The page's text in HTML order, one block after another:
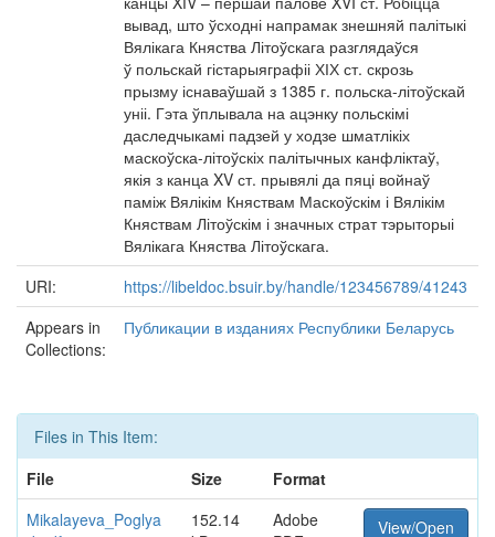
вывад, што ўсходні напрамак знешняй палітыкі
Вялікага Княства Літоўскага разглядаўся
ў польскай гістарыяграфіі ХІХ ст. скрозь
прызму існаваўшай з 1385 г. польска-літоўскай
уніі. Гэта ўплывала на ацэнку польскімі
даследчыкамі падзей у ходзе шматлікіх
маскоўска-літоўскіх палітычных канфліктаў,
якія з канца XV ст. прывялі да пяці войнаў
паміж Вялікім Княствам Маскоўскім і Вялікім
Княствам Літоўскім і значных страт тэрыторыі
Вялікага Княства Літоўскага.
URI:
https://libeldoc.bsuir.by/handle/123456789/41243
Appears in
Collections:
Публикации в изданиях Республики Беларусь
Files in This Item:
File
Size
Format
Mikalayeva_Poglya
152.14
Adobe
View/Open